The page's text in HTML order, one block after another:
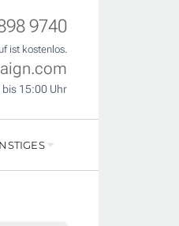
9740
ist kostenlos.
15:00 Uhr